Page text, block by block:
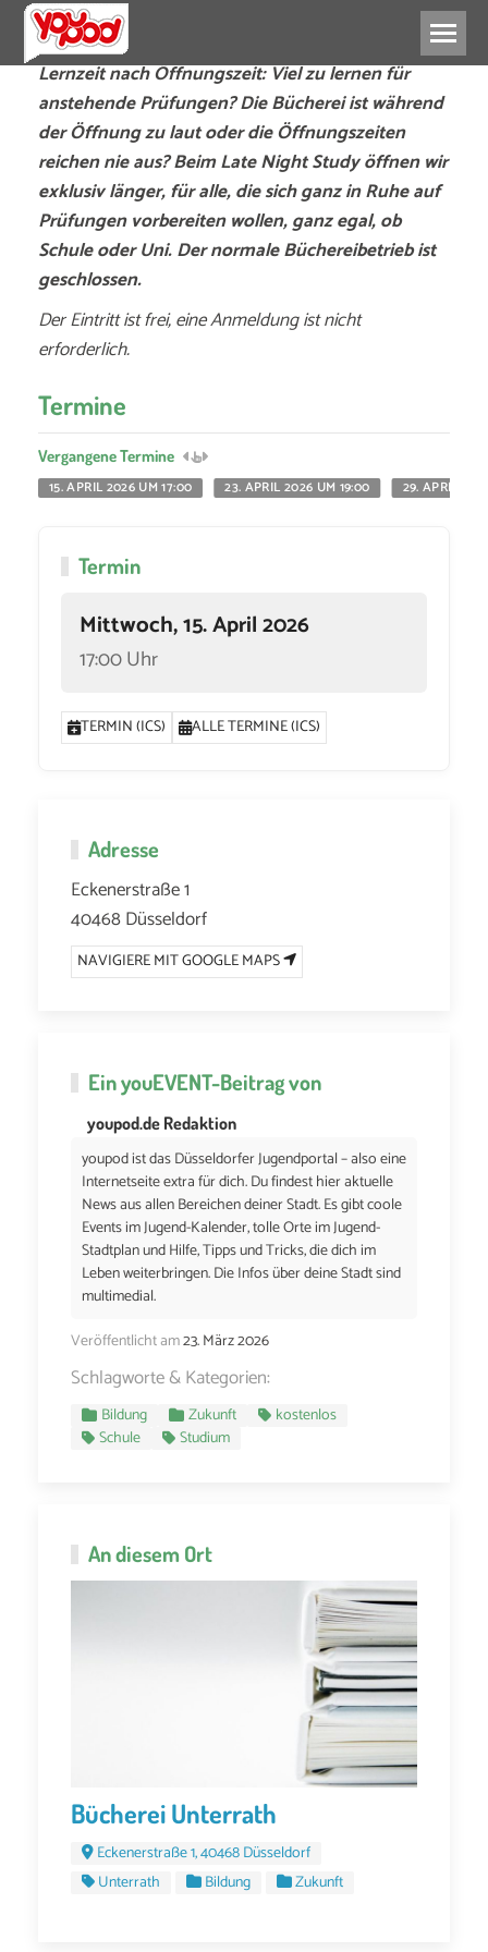
Lernzeit nach Öffnungszeit: Viel zu lernen für
anstehende Prüfungen? Die Bücherei ist während
der Öffnung zu laut oder die Öffnungszeiten
reichen nie aus? Beim Late Night Study öffnen wir
exklusiv länger, für alle, die sich ganz in Ruhe auf
Prüfungen vorbereiten wollen, ganz egal, ob
Schule oder Uni. Der normale Büchereibetrieb ist
geschlossen.
Der Eintritt ist frei, eine Anmeldung ist nicht
erforderlich.
Termine
Vergangene Termine
15. APRIL 2026 UM 17:00
23. APRIL 2026 UM 19:00 29. APRIL
Termin
Mittwoch, 15. April 2026
17:00 Uhr
TERMIN (ICS) ALLE TERMINE (ICS)
Adresse
Eckenerstraße 1
40468 Düsseldorf
NAVIGIERE MIT GOOGLE MAPS
EinyouEVENT-Beitrag von
youpod.de Redaktion
youpod ist das Düsseldorfer Jugendportal – also eine
Internetseite extra für dich. Du findest hier aktuelle
News aus allen Bereichen deiner Stadt. Es gibt coole
Events im Jugend-Kalender, tolle Orte im Jugend-
Stadtplan und Hilfe, Tipps und Tricks, die dich im
Leben weiterbringen. Die Infos über deine Stadt sind
multimedial.
Veröffentlicht am23. März 2026
Schlagworte & Kategorien:
Bildung Zukunft
kostenlos
Schule
Studium
An diesem Ort
Bücherei Unterrath
Eckenerstraße 1, 40468 Düsseldorf
Unterrath
Bildung Zukunft